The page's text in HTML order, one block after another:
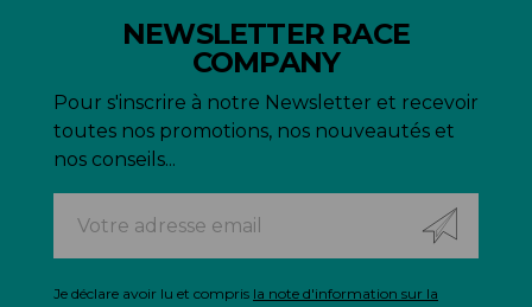
NEWSLETTER RACE
COMPANY
Pour s'inscrire à notre Newsletter et recevoir
toutes nos promotions, nos nouveautés et
nos conseils...
Je déclare avoir lu et compris la note d'information sur la